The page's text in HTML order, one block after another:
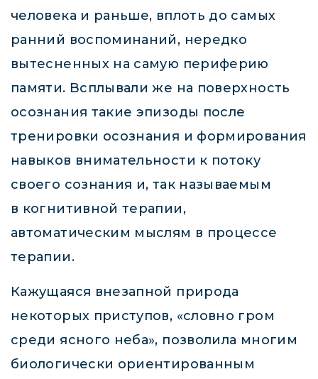
человека и раньше, вплоть до самых
ранний воспоминаний, нередко
вытесненных на самую периферию
памяти. Всплывали же на поверхность
осознания такие эпизоды после
тренировки осознания и формирования
навыков внимательности к потоку
своего сознания и, так называемым
в когнитивной терапии,
автоматическим мыслям в процессе
терапии.
Кажущаяся внезапной природа
некоторых приступов, «словно гром
среди ясного неба», позволила многим
биологически ориентированным